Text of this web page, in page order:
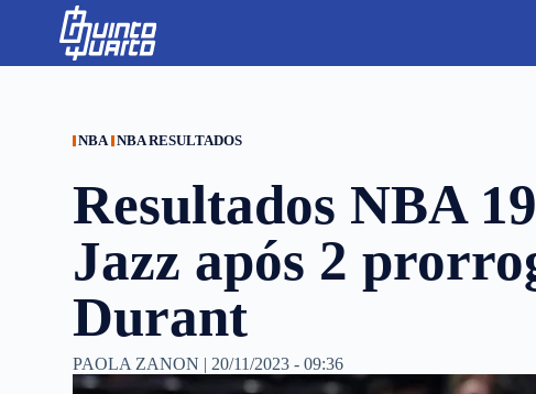
p
NBA NBA RESULTADOS
Resultados NBA
Jazz após 2
Durant
PAOLA ZANON | 20/11/2023 - 09:36